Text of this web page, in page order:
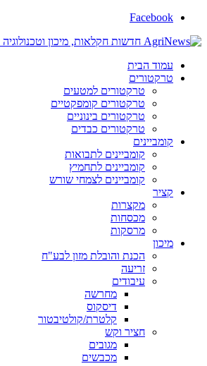
Facebook
עמוד הבית
טרקטורים
טרקטורים למטעים
טרקטורים קומפקטיים
טרקטורים בינוניים
טרקטורים כבדים
קומביינים
קומביינים לתבואות
קומביינים לתחמיץ
קומביינים לצמחי שורש
קציר
מקצרות
מכסחות
מרסקות
מיכון
הכנת והובלת מזון לבע"ח
זריעה
עיבודים
מחרשה
דיסקוס
קלטרת/קולטיבטור
חציר וקש
מגובים
מכבשים